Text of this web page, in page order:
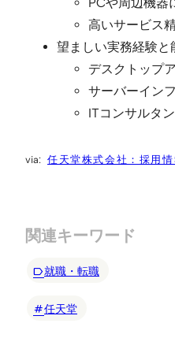
高いサービス
望ましい実務経験と
デスクトップ
サーバーイン
ITコンサルタ
任天堂株式会社：採用情
関連キーワード
就職・転職
任天堂